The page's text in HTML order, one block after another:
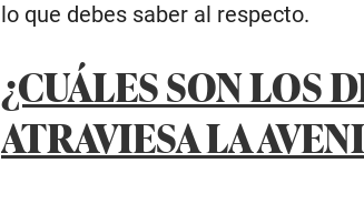
lo que debes saber al respecto.
¿CUÁLES SON LOS
ATRAVIESA LA